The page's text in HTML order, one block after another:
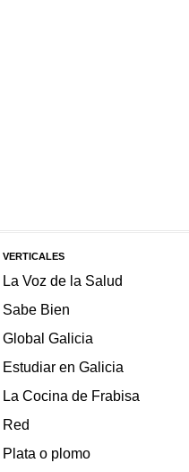
VERTICALES
La Voz de la Salud
Sabe Bien
Global Galicia
Estudiar en Galicia
La Cocina de Frabisa
Red
Plata o plomo